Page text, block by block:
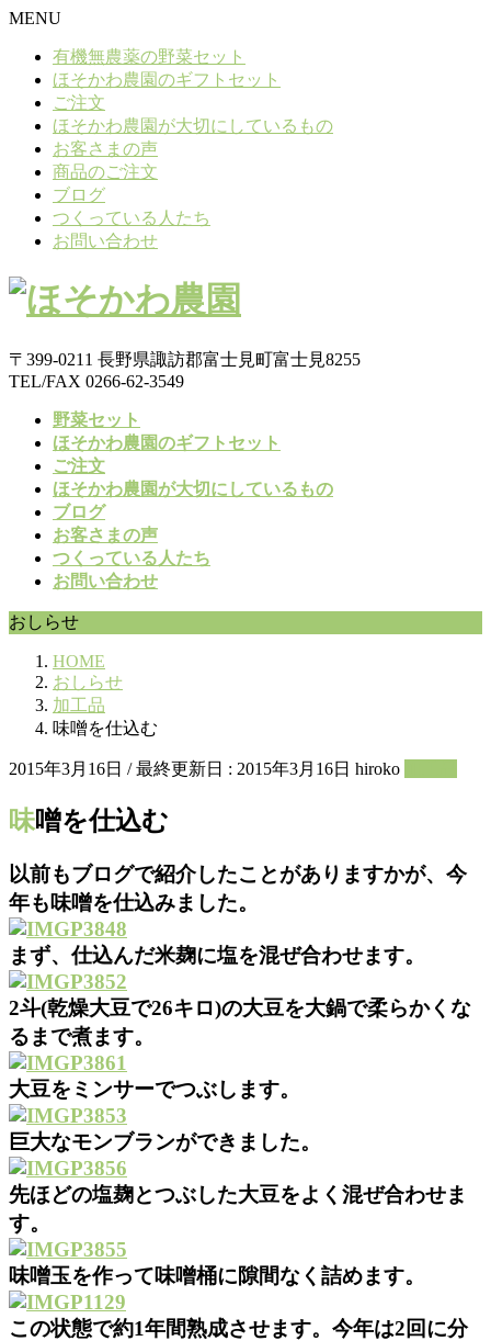
MENU
有機無農薬の野菜セット
ほそかわ農園のギフトセット
ご注文
ほそかわ農園が大切にしているもの
お客さまの声
商品のご注文
ブログ
つくっている人たち
お問い合わせ
〒399-0211 長野県諏訪郡富士見町富士見8255
TEL/FAX 0266-62-3549
野菜セット
ほそかわ農園のギフトセット
ご注文
ほそかわ農園が大切にしているもの
ブログ
お客さまの声
つくっている人たち
お問い合わせ
おしらせ
HOME
おしらせ
加工品
味噌を仕込む
2015年3月16日 / 最終更新日 : 2015年3月16日 hiroko
味噌を仕込む
以前もブログで紹介したことがありますかが、今
年も味噌を仕込みました。
まず、仕込んだ米麹に塩を混ぜ合わせます。
2斗(乾燥大豆で26キロ)の大豆を大鍋で柔らかくな
るまで煮ます。
大豆をミンサーでつぶします。
巨大なモンブランができました。
先ほどの塩麹とつぶした大豆をよく混ぜ合わせま
す。
味噌玉を作って味噌桶に隙間なく詰めます。
この状態で約1年間熟成させます。今年は2回に分